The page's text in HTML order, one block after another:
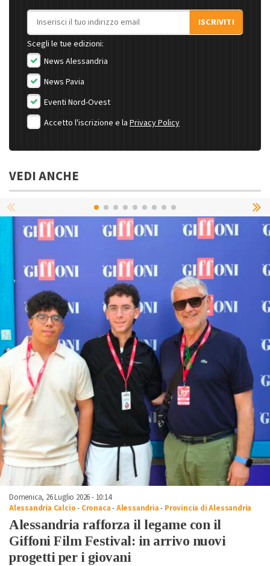
Indirizzo email
ISCRIVITI
Scegli le tue edizioni:
News Alessandria
News Pavia
Eventi Nord-Ovest
Accetto l'iscrizione e la Privacy Policy
VEDI ANCHE
Domenica, 26 Luglio 2026 - 10:14
Alessandria Calcio- Cronaca-Alessandria- Provincia di Alessandria
Alessandria rafforza il legame con il
Giffoni Film Festival: in arrivo nuovi
progetti per i giovani